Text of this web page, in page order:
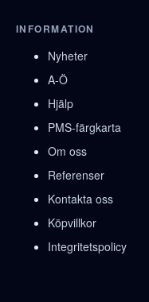
INFORMATION
Nyheter
A-Ö
Hjälp
PMS-färgkarta
Om oss
Referenser
Kontakta oss
Köpvillkor
Integritetspolicy